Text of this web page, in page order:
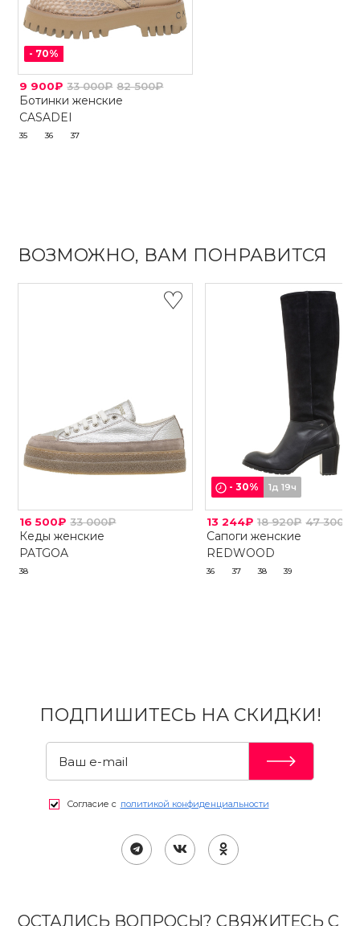
- 70%
9 900₽ 33 000₽ 82 500₽
Ботинки женские
CASADEI
35 36 37
ВОЗМОЖНО, ВАМ ПОНРАВИТСЯ
16 500₽ 33 000₽
Кеды женские
PATGOA
38
-30% 1д 19ч
13 244₽ 18 920₽ 47 300₽
Сапоги женские
REDWOOD
36 37 38 39
ПОДПИШИТЕСЬ НА СКИДКИ!
Согласие с политикой конфиденциальности
ОСТАЛИСЬ ВОПРОСЫ? СВЯЖИТЕСЬ С